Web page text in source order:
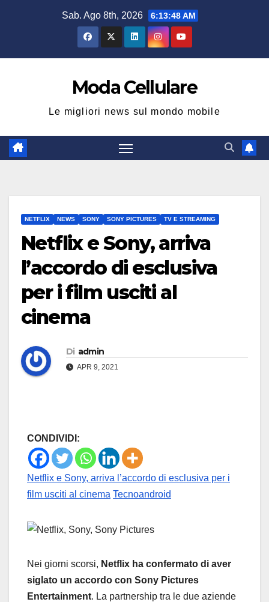
Sab. Ago 8th, 2026 6:13:49 AM
Moda Cellulare
Le migliori news sul mondo mobile
NETFLIX NEWS SONY SONY PICTURES TV E STREAMING
Netflix e Sony, arriva
l’accordo di esclusiva
per i film usciti al
cinema
Di admin
APR 9, 2021
CONDIVIDI:
Netflix e Sony, arriva l’accordo di esclusiva per i
film usciti al cinema Tecnoandroid
Nei giorni scorsi, Netflix ha confermato di aver
siglato un accordo con Sony Pictures
Entertainment. La partnership tra le due aziende